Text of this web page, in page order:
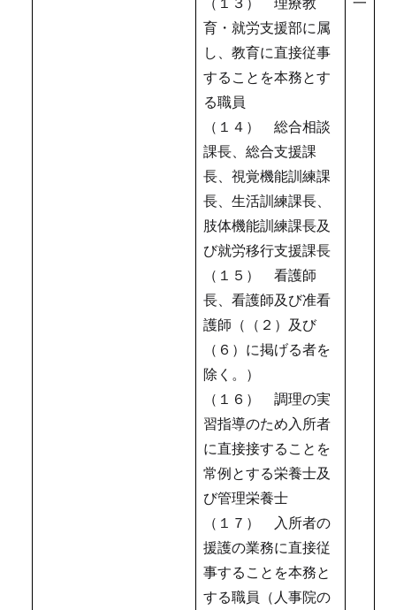
育・就労支援部に属
し、教育に直接従事
することを本務とす
る職員
（１４） 総合相談
課長、総合支援課
長、視覚機能訓練課
長、生活訓練課長、
肢体機能訓練課長及
び就労移行支援課長
（１５） 看護師
長、看護師及び准看
護師（（２）及び
（６）に掲げる者を
除く。）
（１６） 調理の実
習指導のため入所者
に直接接することを
常例とする栄養士及
び管理栄養士
（１７） 入所者の
援護の業務に直接従
事することを本務と
する職員（人事院の